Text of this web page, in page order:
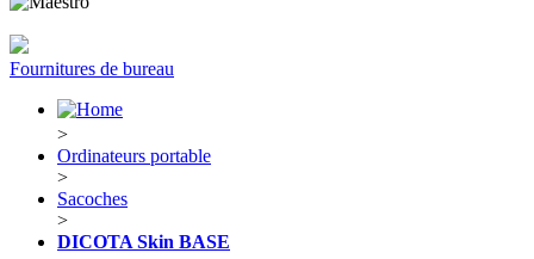
Fournitures de bureau
>
Ordinateurs portable
>
Sacoches
>
DICOTA Skin BASE